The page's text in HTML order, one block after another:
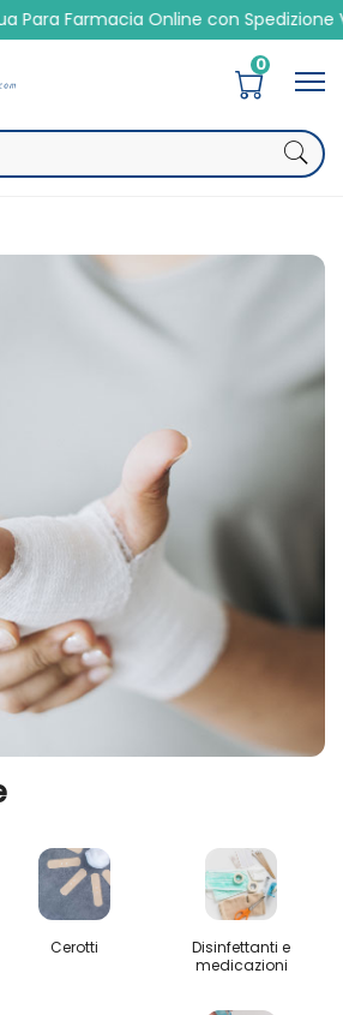
Online con Spedizione Veloce
0
Cerotti
Disinfettanti e
medicazioni